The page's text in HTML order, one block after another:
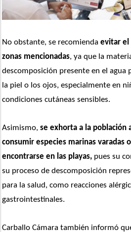
No obstante, se recomienda evitar el
zonas mencionadas, ya que la
descomposición presente en el agua
la piel o los ojos, especialmente en
condiciones cutáneas sensibles.
Asimismo, se exhorta a la población
consumir especies marinas varadas
encontrarse en las playas, pues su
su proceso de descomposición
para la salud, como reacciones
gastrointestinales.
Carballo Cámara también informó